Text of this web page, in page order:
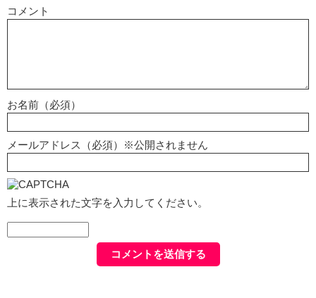
コメント
お名前（必須）
メールアドレス（必須）※公開されません
上に表示された文字を入力してください。